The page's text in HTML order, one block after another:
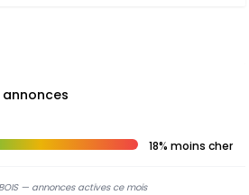
18% moins cher
BOIS — annonces actives ce mois